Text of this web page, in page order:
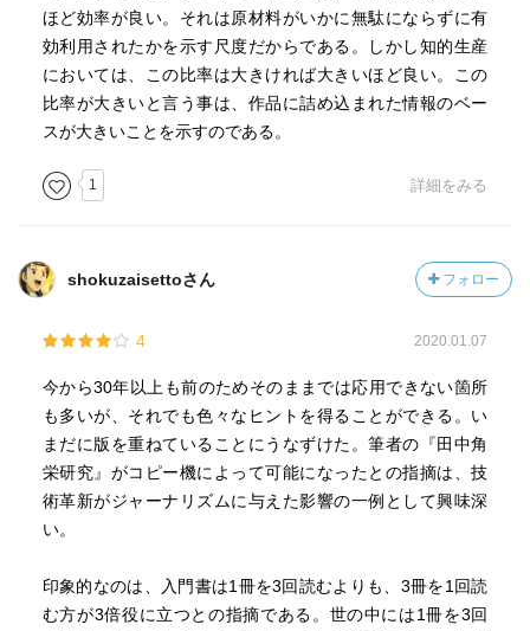
本を読もうとする時に、それが自分が死ぬまでに読める残
り何冊の一冊たるに
値する本であるかどうかを頭の中で吟味してから読むべき
である。
プライオリティ（優先度）の
高い順に読んでいくべきである。
先にインプットには時間がかかるといったが、アウトプッ
トにはそれと比較にならぬほどの時間がかかる。
間から二百時間くらいかけている。
目的の無いスクラップはやめよ
可能な限りスクラップの量を減らせ
新聞スクラップに限らない。一切の資料の整理と保存にか
ける手間は少なければ少ないほど良い。
資料の収集整理は・・いくらあっても足りないほどの時間
を必要とするものである。
ほど効率が良い。それは原材料がいかに無駄にならずに有
効利用されたかを示す尺度だからである。しかし知的生産
においては、この比率は大きければ大きいほど良い。この
比率が大きいと言う事は、作品に詰め込まれた情報のベー
スが大きいことを示すのである。
1 詳細をみる
shokuzaisettoさん フォロー
4 2020.01.07
今から30年以上も前のためそのままでは応用できない箇所
も多いが、それでも色々なヒントを得ることができる。い
まだに版を重ねていることにうなずけた。筆者の『田中角
栄研究』がコピー機によって可能になったとの指摘は、技
術革新がジャーナリズムに与えた影響の一例として興味深
い。
印象的なのは、入門書は1冊を3回読むよりも、3冊を1回読
む方が3倍役に立つとの指摘である。世の中には1冊を3回